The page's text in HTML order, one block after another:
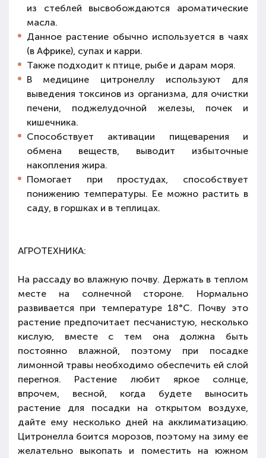
из стеблей высвобождаются ароматические
масла.
Данное растение обычно используется в чаях
(в Африке), супах и карри.
Также подходит к птице, рыбе и дарам моря.
В медицине цитронеллу используют для
выведения токсинов из организма, для очистки
печени, поджелудочной железы, почек и
кишечника.
Способствует активации пищеварения и
обмена веществ, выводит избыточные
накопления жира.
Помогает при простудах, способствует
понижению температуры. Ее можно растить в
саду, в горшках и в теплицах.
АГРОТЕХНИКА:
На рассаду во влажную почву. Держать в теплом
месте на солнечной стороне. Нормально
развивается при температуре 18°С. Почву это
растение предпочитает песчанистую, несколько
кислую, вместе с тем она должна быть
постоянно влажной, поэтому при посадке
лимонной травы необходимо обеспечить ей слой
перегноя. Растение любит яркое солнце,
впрочем, весной, когда будете выносить
растение для посадки на открытом воздухе,
дайте ему несколько дней на акклиматизацию.
Цитронелла боится морозов, поэтому на зиму ее
желательно выкопать и поместить на южном